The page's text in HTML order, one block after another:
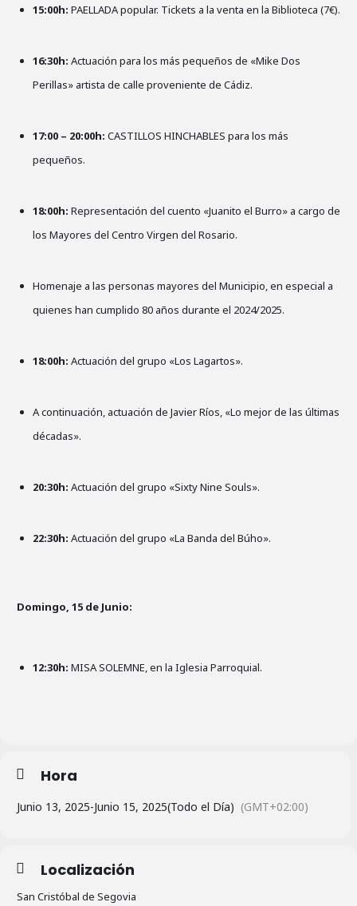
15:00h: PAELLADA popular. Tickets a la venta en la Biblioteca (7€).
16:30h: Actuación para los más pequeños de «Mike Dos
Perillas» artista de calle proveniente de Cádiz.
17:00 – 20:00h: CASTILLOS HINCHABLES para los más
pequeños.
18:00h: Representación del cuento «Juanito el Burro» a cargo de
los Mayores del Centro Virgen del Rosario.
Homenaje a las personas mayores del Municipio, en especial a
quienes han cumplido 80 años durante el 2024/2025.
18:00h: Actuación del grupo «Los Lagartos».
A continuación, actuación de Javier Ríos, «Lo mejor de las últimas
décadas».
20:30h: Actuación del grupo «Sixty Nine Souls».
22:30h: Actuación del grupo «La Banda del Búho».
Domingo, 15 de Junio:
12:30h: MISA SOLEMNE, en la Iglesia Parroquial.
Hora
Junio 13, 2025-Junio 15, 2025(Todo el Día) (GMT+02:00)
Localización
San Cristóbal de Segovia